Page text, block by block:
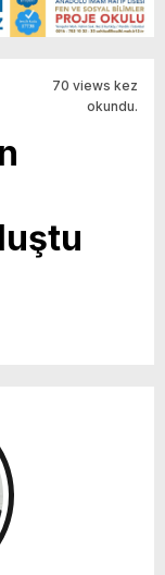
70 views kez
okundu.